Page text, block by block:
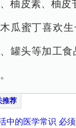
柚皮素、柚皮
木瓜蜜丁喜欢
罐头等加工
中的医学常识 必